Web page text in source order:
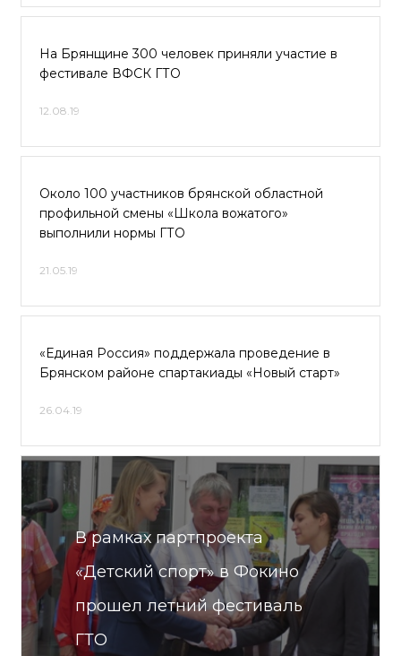
На Брянщине 300 человек приняли участие в
фестивале ВФСК ГТО
12.08.19
Около 100 участников брянской областной
профильной смены «Школа вожатого»
выполнили нормы ГТО
21.05.19
«Единая Россия» поддержала проведение в
Брянском районе спартакиады «Новый старт»
26.04.19
В рамках партпроекта
«Детский спорт» в Фокино
прошел летний фестиваль
ГТО